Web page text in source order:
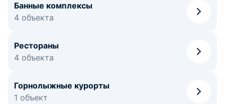
Банные комплексы
4 объекта
Рестораны
4 объекта
Горнолыжные курорты
1 объект